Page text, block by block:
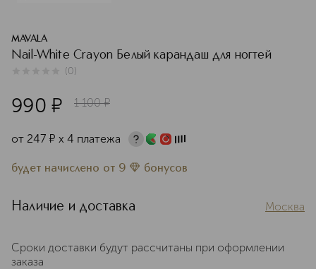
MAVALA
Nail-White Crayon Белый карандаш для ногтей
(0)
990 ¤ 1 100 ¤
от 247 ¤ х 4 платежа
будет начислено от 9 бонусов
Наличие и доставка Москва
Сроки доставки будут рассчитаны при оформлении
заказа